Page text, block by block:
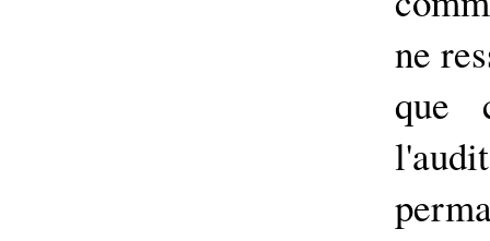
ne
que